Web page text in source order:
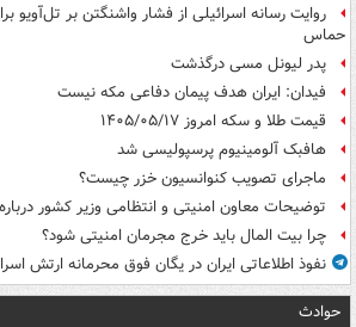
روایت رسانه اسرائیلی از فشار واشنگتن بر
حماس
پدر لیونل مسی درگذشت
فیدان: ایران هدف پیمان دفاعی مکه نیست
قیمت طلا و سکه امروز ۱۴۰۵/۰۵/۱۷
هافبک آلومینیوم پرسپولیسی شد
ماجرای تصویب کنوانسیون خزر چیست؟
توضیحات معاون امنیتی و انتظامی وزیر کشور
چرا بیت المال باید خرج مجرمان امنیتی شود؟
نفوذ اطلاعاتی ایران در یگان فوق محرمانه ارتش
حوادث